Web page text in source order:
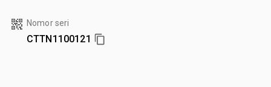
Nomor seri
CTTN1100121